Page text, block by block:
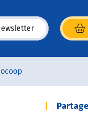
une nouvelle